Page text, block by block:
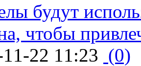
будут
чтобы
22 11:23 (0)